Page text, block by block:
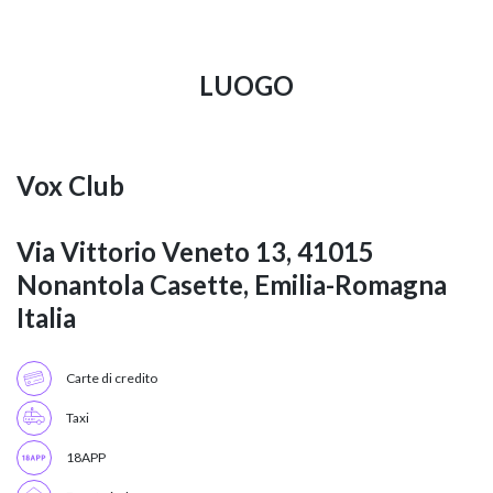
LUOGO
Vox Club
Via Vittorio Veneto 13, 41015
Nonantola Casette, Emilia-Romagna
Italia
Carte di credito
Taxi
18APP